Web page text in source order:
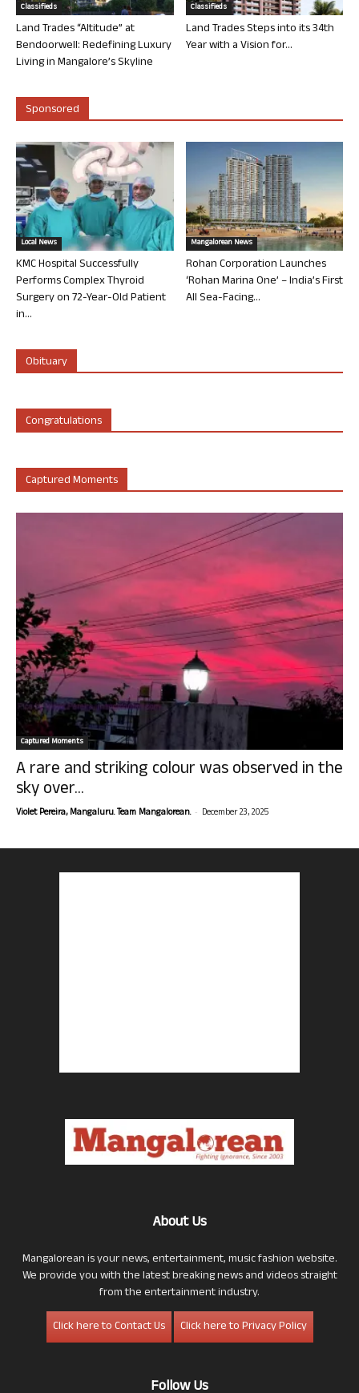
Classifieds
Land Trades “Altitude” at
Bendoorwell: Redefining Luxury
Living in Mangalore’s Skyline
Classifieds
Land Trades Steps into its 34th
Year with a Vision for...
Sponsored
Local News
KMC Hospital Successfully
Performs Complex Thyroid
Surgery on 72-Year-Old Patient
in...
Mangalorean News
Rohan Corporation Launches
‘Rohan Marina One’ – India’s First
All Sea-Facing...
Obituary
Congratulations
Captured Moments
Captured Moments
A rare and striking colour was observed in the
sky over...
Violet Pereira, Mangaluru. Team Mangalorean. - December 23, 2025
About Us
Mangalorean is your news, entertainment, music fashion website.
We provide you with the latest breaking news and videos straight
from the entertainment industry.
Click here to Contact Us
Click here to Privacy Policy
Follow Us